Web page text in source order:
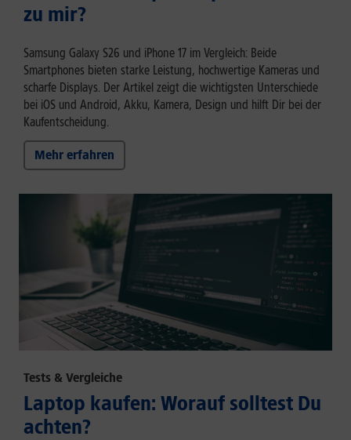
zu mir?
Samsung Galaxy S26 und iPhone 17 im Vergleich: Beide
Smartphones bieten starke Leistung, hochwertige Kameras und
scharfe Displays. Der Artikel zeigt die wichtigsten Unterschiede
bei iOS und Android, Akku, Kamera, Design und hilft Dir bei der
Kaufentscheidung.
Mehr erfahren
Tests & Vergleiche
Laptop kaufen: Worauf solltest Du
achten?